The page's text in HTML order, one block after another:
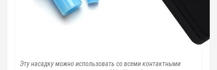
Эту насадку можно использовать со всеми контактными